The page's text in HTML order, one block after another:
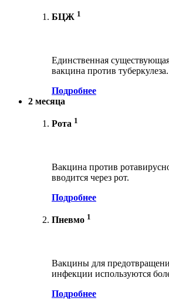
БЦЖ 1
Единственная
вакцина против туберкулеза.
Подробнее
2 месяца
Рота 1
Вакцина против
вводится через рот.
Подробнее
Пневмо 1
Вакцины для
инфекции используются
Подробнее